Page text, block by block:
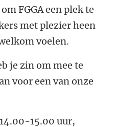
FGGA een plek te
met plezier heen
voelen.
je zin om mee te
voor een van onze
15.00 uur,